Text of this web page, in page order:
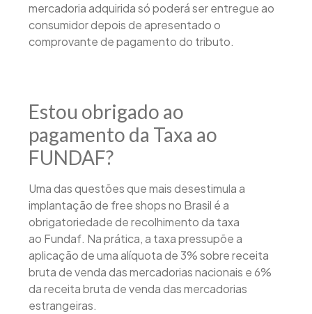
mercadoria adquirida só poderá ser entregue ao
consumidor depois de apresentado o
comprovante de pagamento do tributo.
Estou obrigado ao
pagamento da Taxa ao
FUNDAF?
Uma das questões que mais desestimula a
implantação de free shops no Brasil é a
obrigatoriedade de recolhimento da taxa
ao Fundaf. Na prática, a taxa pressupõe a
aplicação de uma alíquota de 3% sobre receita
bruta de venda das mercadorias nacionais e 6%
da receita bruta de venda das mercadorias
estrangeiras.